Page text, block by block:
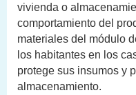
vivienda o
comportamiento del
materiales del módulo
los habitantes en los
protege sus insumos y
almacenamiento.